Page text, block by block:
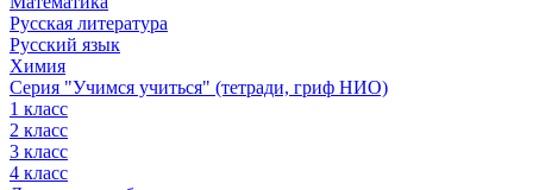
Русская литература
Русский язык
Химия
Серия "Учимся учиться" (тетради, гриф НИО)
1 класс
2 класс
3 класс
4 класс